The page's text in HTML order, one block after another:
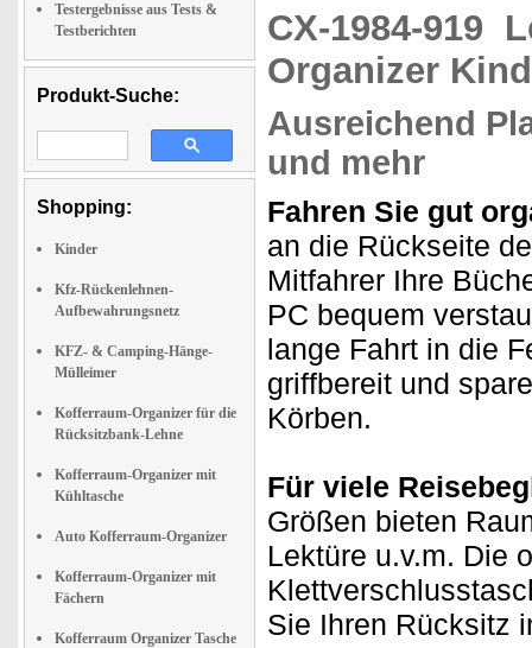
Testergebnisse aus Tests &
Testberichten
Produkt-Suche:
Shopping:
Kinder
Kfz-Rückenlehnen-
Aufbewahrungsnetz
KFZ- & Camping-Hänge-
Mülleimer
Kofferraum-Organizer für die
Rücksitzbank-Lehne
Kofferraum-Organizer mit
Kühltasche
Auto Kofferraum-Organizer
Kofferraum-Organizer mit
Fächern
Kofferraum Organizer Tasche
CX-1984-919
Organizer
Ausreichend
und mehr
Fahren Sie gut
an die Rückseite
Mitfahrer Ihre
PC bequem
lange Fahrt in die
griffbereit und
Körben.
Für viele
Größen bieten
Lektüre u.v.m. Die
Sie Ihren Rücksitz